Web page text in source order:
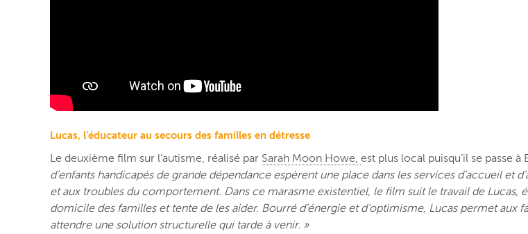
Lucas, l’éducateur au secours des familles en détresse
Le deuxième film sur l’autisme, réalisé par Sarah Moon Howe, est plus local puisqu’il se passe à
d’enfants handicapés de grande dépendance espèrent une place dans les services d’accueil
et aux troubles du comportement. Dans ce marasme existentiel, le film suit le travail de Lucas,
domicile des familles et tente de les aider. Bourré d’énergie et d’optimisme, Lucas permet aux
attendre une solution structurelle qui tarde à venir. »